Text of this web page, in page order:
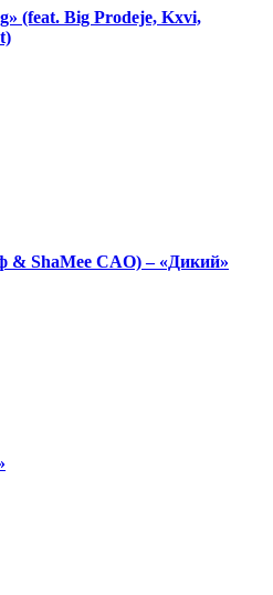
(feat. Big Prodeje, Kxvi,
ShaMee CAO) – «Дикий»